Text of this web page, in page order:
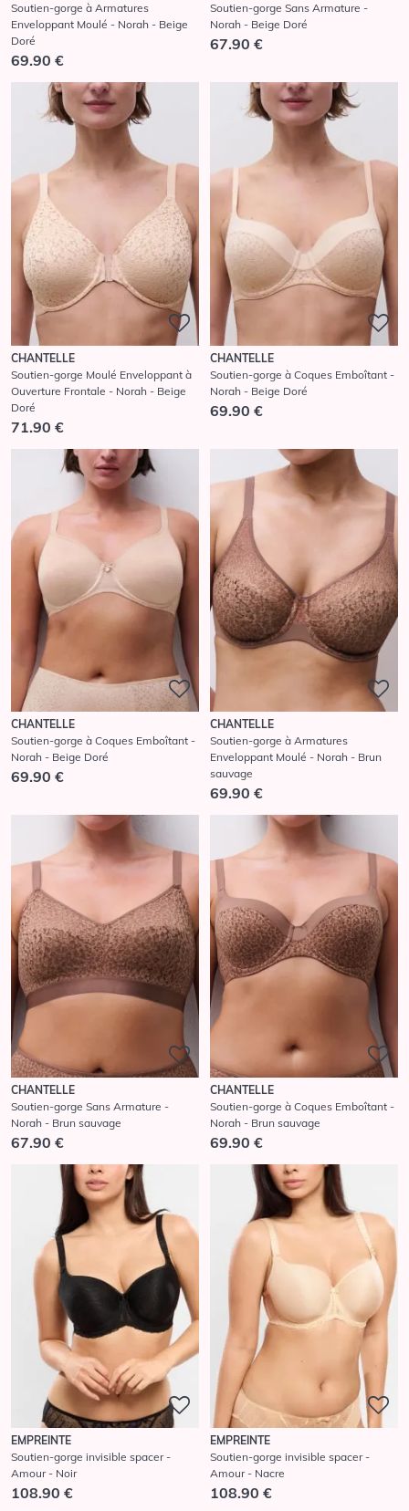
Soutien-gorge à Armatures
Enveloppant Moulé - Norah - Beige
Doré
69.90 €
Soutien-gorge Sans Armature -
Norah - Beige Doré
67.90 €
CHANTELLE
Soutien-gorge Moulé Enveloppant à
Ouverture Frontale - Norah - Beige
Doré
71.90 €
CHANTELLE
Soutien-gorge à Coques Emboîtant -
Norah - Beige Doré
69.90 €
CHANTELLE
Soutien-gorge à Coques Emboîtant -
Norah - Beige Doré
69.90 €
CHANTELLE
Soutien-gorge à Armatures
Enveloppant Moulé - Norah - Brun
sauvage
69.90 €
CHANTELLE
Soutien-gorge Sans Armature -
Norah - Brun sauvage
67.90 €
CHANTELLE
Soutien-gorge à Coques Emboîtant -
Norah - Brun sauvage
69.90 €
EMPREINTE
Soutien-gorge invisible spacer -
Amour - Noir
108.90 €
EMPREINTE
Soutien-gorge invisible spacer -
Amour - Nacre
108.90 €